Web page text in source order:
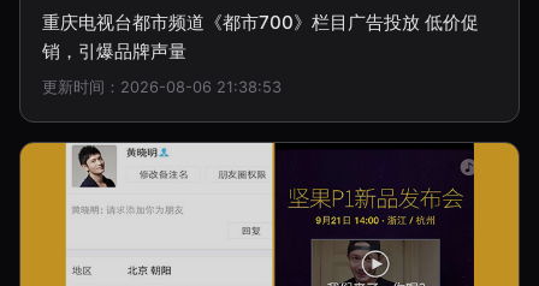
重庆电视台都市频道《都市700》栏目广告投放 低价促
销，引爆品牌声量
更新时间：2026-08-06 21:38:53